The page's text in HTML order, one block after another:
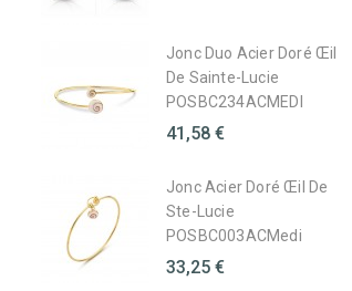
Jonc Duo Acier Doré Œil
De Sainte-Lucie
POSBC234ACMEDI
41,58 €
Jonc Acier Doré Œil De
Ste-Lucie
POSBC003ACMedi
33,25 €